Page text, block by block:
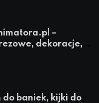
–
dekoracje,
dla animatorów
do baniek, kijki do